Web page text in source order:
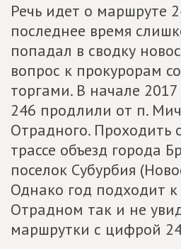
Речь идет о маршруте
последнее время
попадал в сводку
вопрос к прокурорам
торгами. В начале
246 продлили от п.
Отрадного. Проходить
трассе объезд города
поселок Субурбия
Однако год подходит к
Отрадном так и не
маршрутки с цифрой